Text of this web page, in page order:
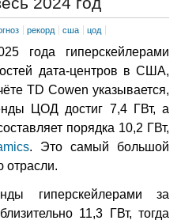
рекорд сша цод
года гиперскейлерами
дата-центров в США,
TD Cowen указывается,
ЦОД достиг 7,4 ГВт, а
порядка 10,2 ГВт,
. Это самый большой
отрасли.
гиперскейлерами за
11,3 ГВт, тогда